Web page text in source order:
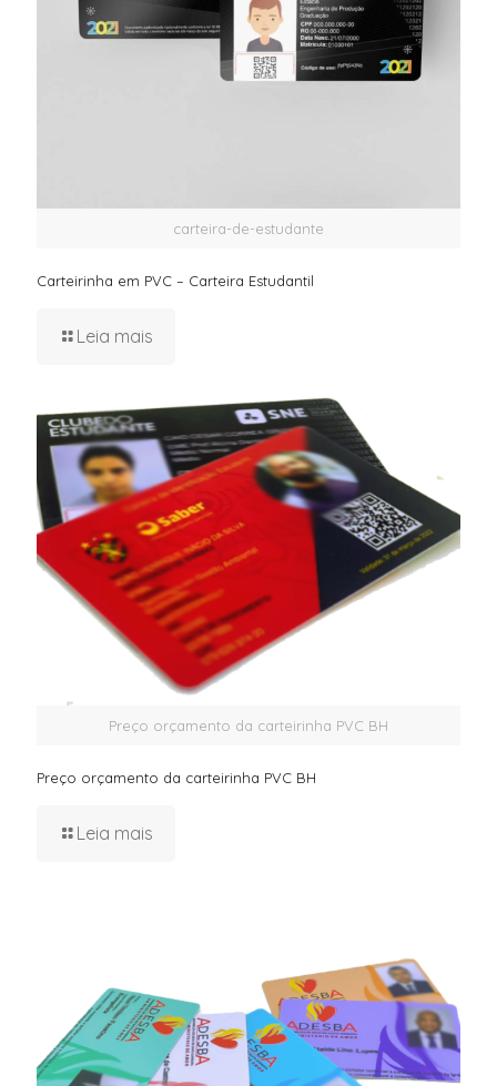
carteira-de-estudante
Carteirinha em PVC – Carteira Estudantil
Leia mais
Preço orçamento da carteirinha PVC BH
Preço orçamento da carteirinha PVC BH
Leia mais